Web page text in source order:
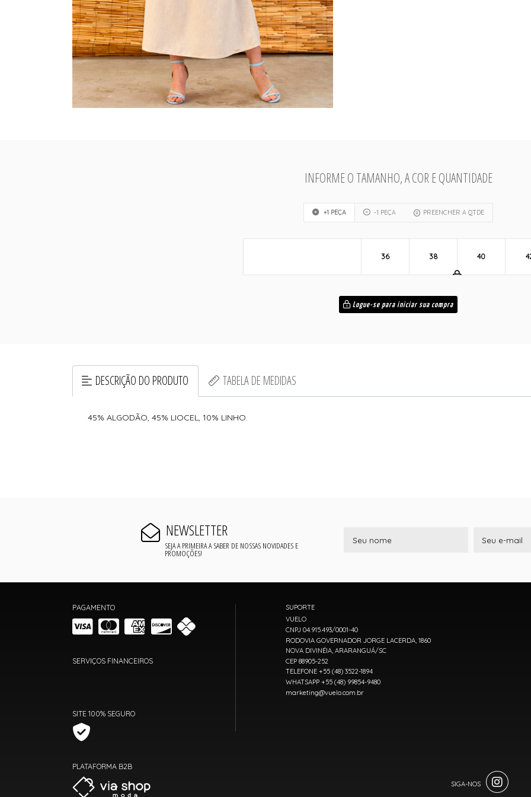
INFORME O TAMANHO, A COR E QUANTIDADE
+1 PEÇA -1 PEÇA PREENCHER A QTDE
36 38 40
Logue-se para iniciar sua compra
DESCRIÇÃO DO PRODUTO TABELA DE MEDIDAS
45% ALGODÃO, 45% LIOCEL, 10% LINHO.
NEWSLETTER
SEJA A PRIMEIRA A SABER DE NOSSAS NOVIDADES E
PROMOÇÕES!
PAGAMENTO
SERVIÇOS FINANCEIROS
SITE 100% SEGURO
PLATAFORMA B2B
SUPORTE
VUELO
CNPJ 04.915.493/0001-40
RODOVIA GOVERNADOR JORGE LACERDA, 1860
NOVA DIVINÉIA, ARARANGUÁ/SC
CEP 88905-252
TELEFONE +55 (48) 3522-1894
WHATSAPP +55 (48) 99854-9480
marketing@vuelo.com.br